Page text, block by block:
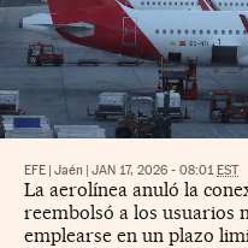
EFE | Jaén | JAN 17, 2026 - 08:01EST
La aerolínea anuló la
reembolsó a los usuarios
emplearse en un plazo